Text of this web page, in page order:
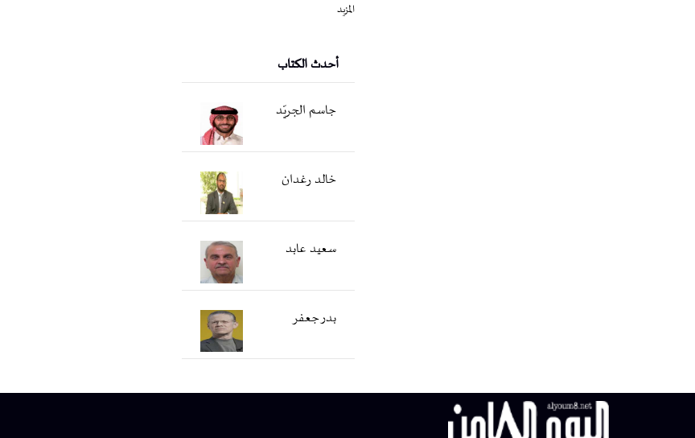
المزيد
أحدث الكتاب
جاسم الجريّد
خالد رغدان
سعید عابد
بدر جعفر